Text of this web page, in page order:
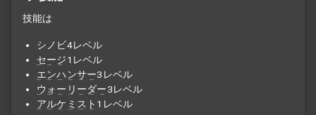
技能は
シノビ4レベル
セージ1レベル
エンハンサー3レベル
ウォーリーダー3レベル
アルケミスト 1レベル